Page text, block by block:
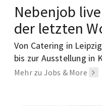
Nebenjob
der letzten
Von Catering in
bis zur Ausstellung in
Einsätze zeigen, wie
Mehr zu Jobs & More